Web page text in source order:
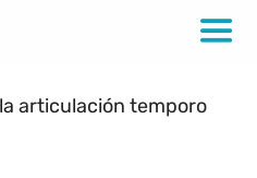
articulación temporo